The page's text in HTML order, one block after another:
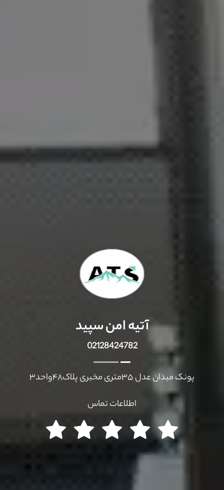
آتیه امن سپید
02128424782
پونک میدان عدل ۳۵متری مخبری پلاک۴۸واحد۳
اطلاعات تماس